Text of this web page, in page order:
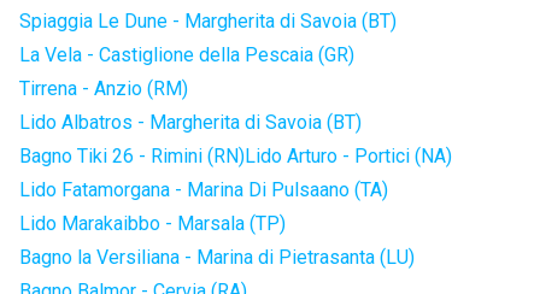
Spiaggia Le Dune - Margherita di Savoia (BT)
La Vela - Castiglione della Pescaia (GR)
Tirrena - Anzio (RM)
Lido Albatros - Margherita di Savoia (BT)
Bagno Tiki 26 - Rimini (RN)Lido Arturo - Portici (NA)
Lido Fatamorgana - Marina Di Pulsaano (TA)
Lido Marakaibbo - Marsala (TP)
Bagno la Versiliana - Marina di Pietrasanta (LU)